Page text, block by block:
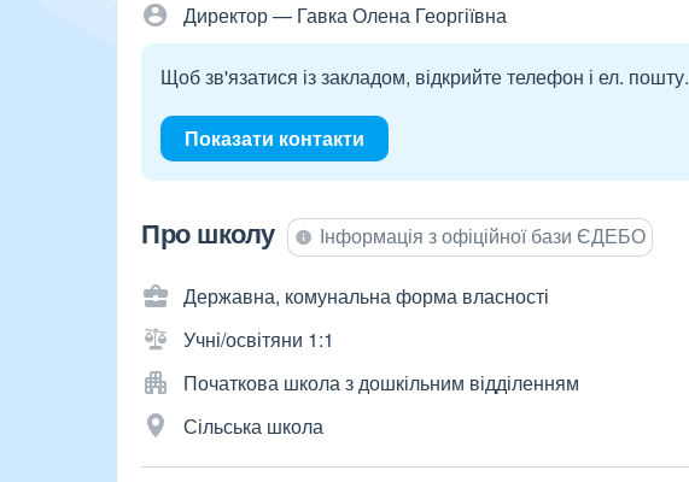
Директор — Гавка Олена Георгіївна
Щоб зв'язатися із закладом, відкрийте телефон і ел. пошту.
Показати контакти
Про школу Інформація з офіційної бази ЄДЕБО
Державна, комунальна форма власності
Учні/освітяни 1:1
Початкова школа з дошкільним відділенням
Сільська школа